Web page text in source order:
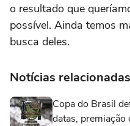
o resultado que
possível. Ainda temos
busca deles.
Notícias relacionadas
Copa do Brasil
datas, premiação